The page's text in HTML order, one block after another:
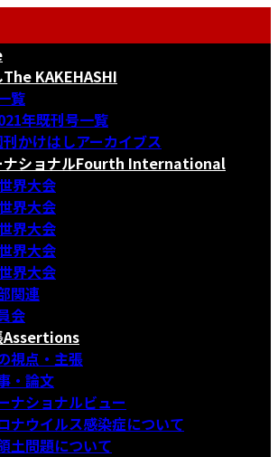
The KAKEHASHI
覧
年既刊号一覧
かけはしアーカイブス
ショナルFourth International
界大会
界大会
界大会
界大会
界大会
関連
会
Assertions
視点・主張
・論文
ナショナルビュー
ナウイルス感染症について
土問題について